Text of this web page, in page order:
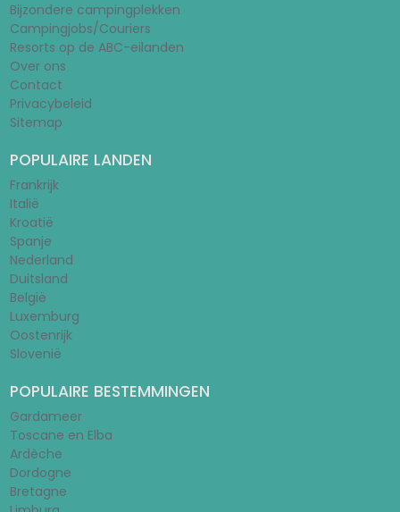
Bijzondere campingplekken
Campingjobs/Couriers
Resorts op de ABC-eilanden
Over ons
Contact
Privacybeleid
Sitemap
POPULAIRE LANDEN
Frankrijk
Italië
Kroatië
Spanje
Nederland
Duitsland
België
Luxemburg
Oostenrijk
Slovenië
POPULAIRE BESTEMMINGEN
Gardameer
Toscane en Elba
Ardèche
Dordogne
Bretagne